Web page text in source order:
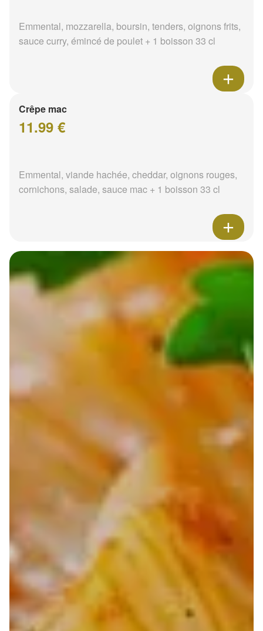
Emmental, mozzarella, boursin, tenders, oignons frits,
sauce curry, émincé de poulet + 1 boisson 33 cl
Crêpe mac
11.99 €
Emmental, viande hachée, cheddar, oignons rouges,
cornichons, salade, sauce mac + 1 boisson 33 cl